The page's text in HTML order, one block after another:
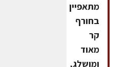
מתאפיין
בחורף
קר
מאוד
ומושלג,